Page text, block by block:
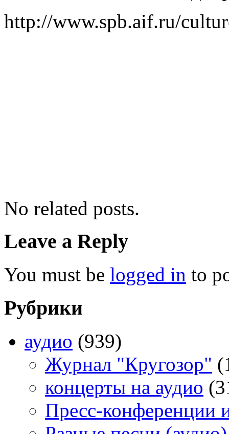
http://www.spb.aif.ru/
No related posts.
Leave a Reply
You must be logged in to
Рубрики
аудио (939)
Журнал "Кругозор"
концерты на аудио
Пресс-конференции